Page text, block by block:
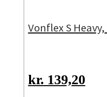
Vonflex S
kr. 139,20